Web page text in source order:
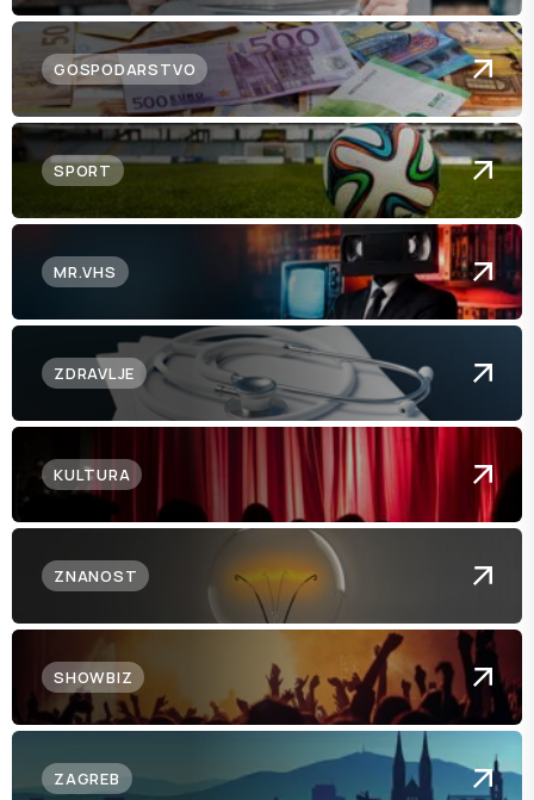
GOSPODARSTVO
SPORT
MR.VHS
ZDRAVLJE
KULTURA
ZNANOST
SHOWBIZ
ZAGREB